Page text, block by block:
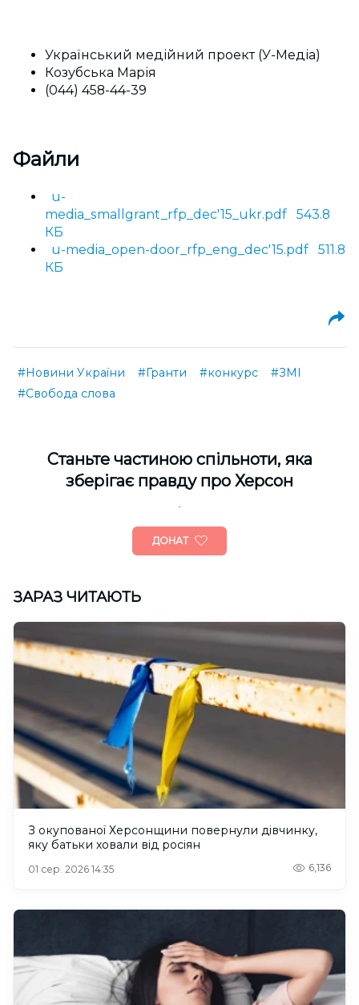
Український медійний проект (У-Медіа)
Козубська Марія
(044) 458-44-39
Файли
u-
media_smallgrant_rfp_dec'15_ukr.pdf 543.8
КБ
u-media_open-door_rfp_eng_dec'15.pdf 511.8
КБ
#Новини України #Гранти #конкурс
#ЗМІ
#Свобода слова
Cтаньте частиною спільноти, яка
зберігає правду про Херсон
ДОНАТ
ЗАРАЗ ЧИТАЮТЬ
З окупованої Херсонщини повернули дівчинку,
яку батьки ховали від росіян
01 сер. 2026 14:35 6,136